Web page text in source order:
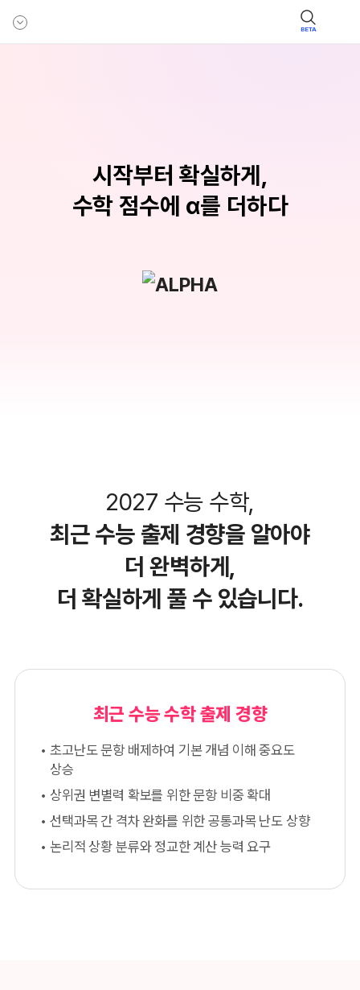
BETA
시작부터 확실하게,
수학 점수에 α를 더하다
2027 수능 수학,
최근 수능 출제 경향을 알아야
더 완벽하게,
더 확실하게 풀 수 있습니다.
최근 수능 수학 출제 경향
초고난도 문항 배제하여 기본 개념 이해 중요도
상승
상위권 변별력 확보를 위한 문항 비중 확대
선택과목 간 격차 완화를 위한 공통과목 난도 상향
논리적 상황 분류와 정교한 계산 능력 요구